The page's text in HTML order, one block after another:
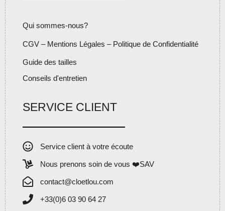
Qui sommes-nous?
CGV – Mentions Légales – Politique de Confidentialité
Guide des tailles
Conseils d'entretien
SERVICE CLIENT
Service client à votre écoute
Nous prenons soin de vous ❤️SAV
contact@cloetlou.com
+33(0)6 03 90 64 27